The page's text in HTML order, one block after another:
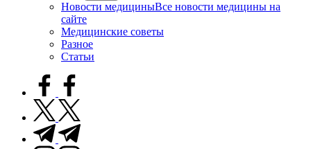
Новости медициныВсе новости медицины на
сайте
Медицинские советы
Разное
Статьи
facebook.com
twitter.com
t.me